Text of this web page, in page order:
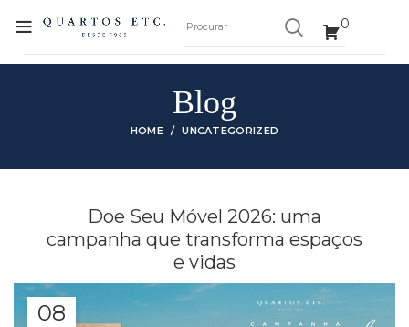
0
Blog
HOME UNCATEGORIZED
Doe Seu Móvel 2026: uma
campanha que transforma espaços
e vidas
08